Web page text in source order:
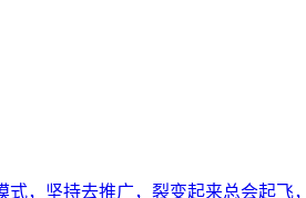
，坚持去推广，裂变起来总会起飞